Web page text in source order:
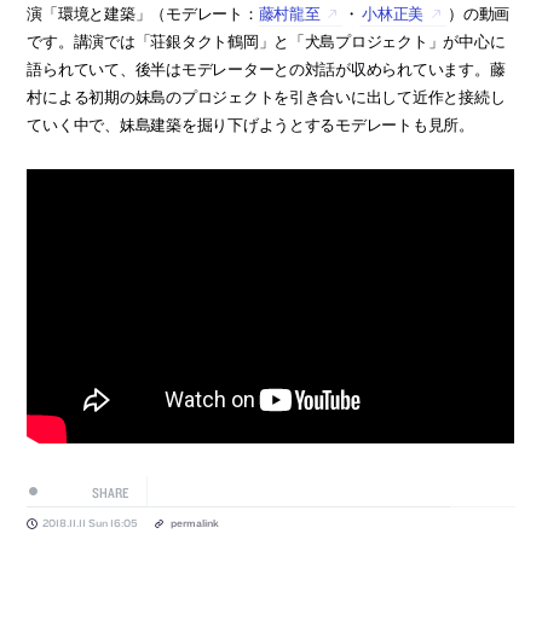
演「環境と建築」（モデレート： 藤村龍至 ・ 小林正美
）の動画
です。講演では「荘銀タクト鶴岡」と「犬島プロジェクト」が中心に
語られていて、後半はモデレーターとの対話が収められています。藤
村による初期の妹島のプロジェクトを引き合いに出して近作と接続し
ていく中で、妹島建築を掘り下げようとするモデレートも見所。
SHARE
2018.11.11 Sun 16:05 permalink